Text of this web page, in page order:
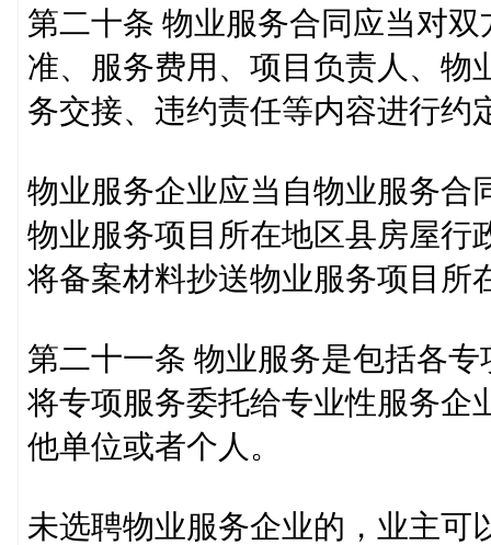
第二十条 物业服务合同应当对
准、服务费用、项目负责人、物
务交接、违约责任等内容进行约
物业服务企业应当自物业服务合
物业服务项目所在地区县房屋行
将备案材料抄送物业服务项目所
第二十一条 物业服务是包括各
将专项服务委托给专业性服务企
他单位或者个人。
未选聘物业服务企业的，业主可